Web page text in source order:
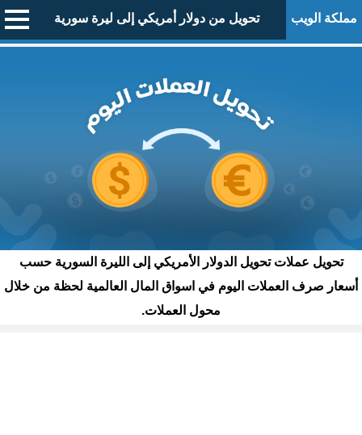
مملكة الويب تحويل من دولار أمريكي إلى ليرة سورية
تحويل عملات تحويل الدولار الأمريكي إلى الليرة السورية حسب
أسعار صرف العملات اليوم في اسواق المال العالمية لحظة من خلال
محول العملات.